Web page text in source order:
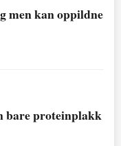
men kan oppildne
bare proteinplakk